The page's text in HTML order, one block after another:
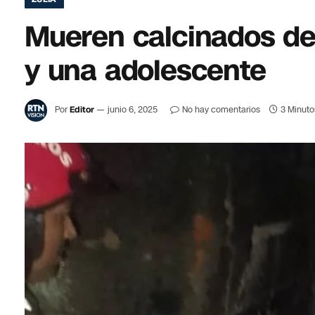
Mueren calcinados
y una adolescente
PorEditor junio 6, 2025 No hay comentarios 3